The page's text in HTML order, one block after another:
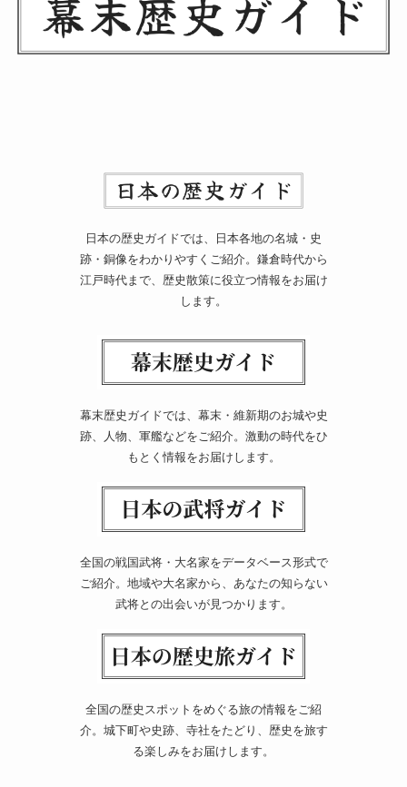
日本の歴史ガイドでは、日本各地の名城・史
跡・銅像をわかりやすくご紹介。鎌倉時代から
江戸時代まで、歴史散策に役立つ情報をお届け
します。
幕末歴史ガイドでは、幕末・維新期のお城や史
跡、人物、軍艦などをご紹介。激動の時代をひ
もとく情報をお届けします。
全国の戦国武将・大名家をデータベース形式で
ご紹介。地域や大名家から、あなたの知らない
武将との出会いが見つかります。
全国の歴史スポットをめぐる旅の情報をご紹
介。城下町や史跡、寺社をたどり、歴史を旅す
る楽しみをお届けします。